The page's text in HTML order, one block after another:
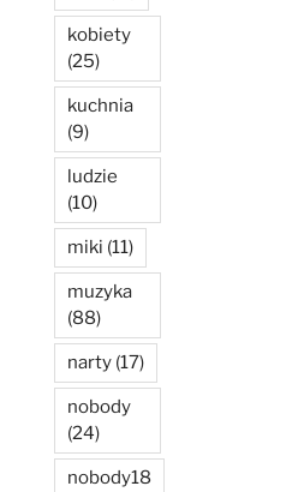
kobiety
(25)
kuchnia
(9)
ludzie
(10)
miki (11)
muzyka
(88)
narty (17)
nobody
(24)
nobody18